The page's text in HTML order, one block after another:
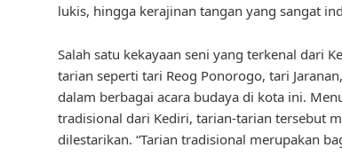
lukis, hingga kerajinan tangan yang sangat
Salah satu kekayaan seni yang terkenal dari
tarian seperti tari Reog Ponorogo, tari
dalam berbagai acara budaya di kota ini.
tradisional dari Kediri, tarian-tarian tersebut
dilestarikan. “Tarian tradisional merupakan